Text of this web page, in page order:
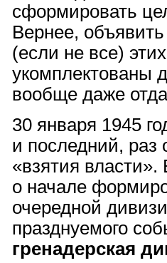
сформировать
Вернее,
(если не все)
укомплектованы
вообще даже
30 января 1945
и последний,
«взятия
о начале
очередной
празднуемого
гренадерская